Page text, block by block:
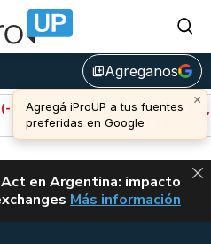
library_addAgreganos
×
Agregá iProUP a tus fuentes
preferidas en Google
Avalanche (-
u$s 6,48
en Argentina: impacto
CLARITY ACT EN
Más información